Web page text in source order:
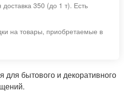
доставка 350 (до 1 т). Есть
на товары, приобретаемые в
для бытового и декоративного